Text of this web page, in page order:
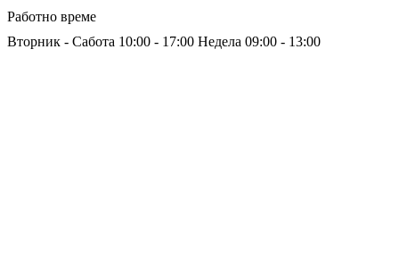
Работно време
Вторник - Сабота 10:00 - 17:00 Недела 09:00 - 13:00